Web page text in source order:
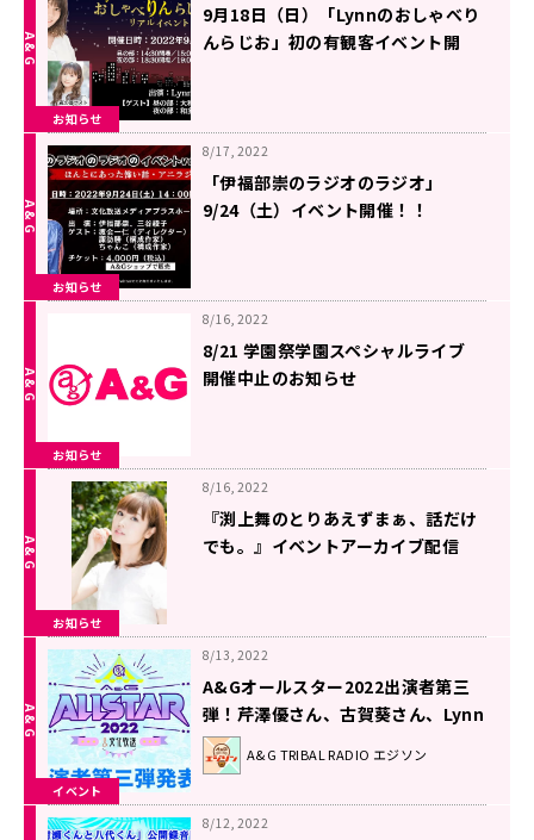
お知らせ
9月18日（日）「Lynnのおしゃべり
んらじお」初の有観客イベント開
お知らせ
8/17, 2022
「伊福部崇のラジオのラジオ」
9/24（土）イベント開催！！
お知らせ
8/16, 2022
8/21 学園祭学園スペシャルライブ
開催中止のお知らせ
お知らせ
8/16, 2022
『渕上舞のとりあえずまぁ、話だけ
でも。』イベントアーカイブ配信
イベント
8/13, 2022
A&Gオールスター2022出演者第三
弾！芹澤優さん、古賀葵さん、Lynn
さんの出演が決定！
A&G TRIBAL RADIO エジソン
8/12, 2022